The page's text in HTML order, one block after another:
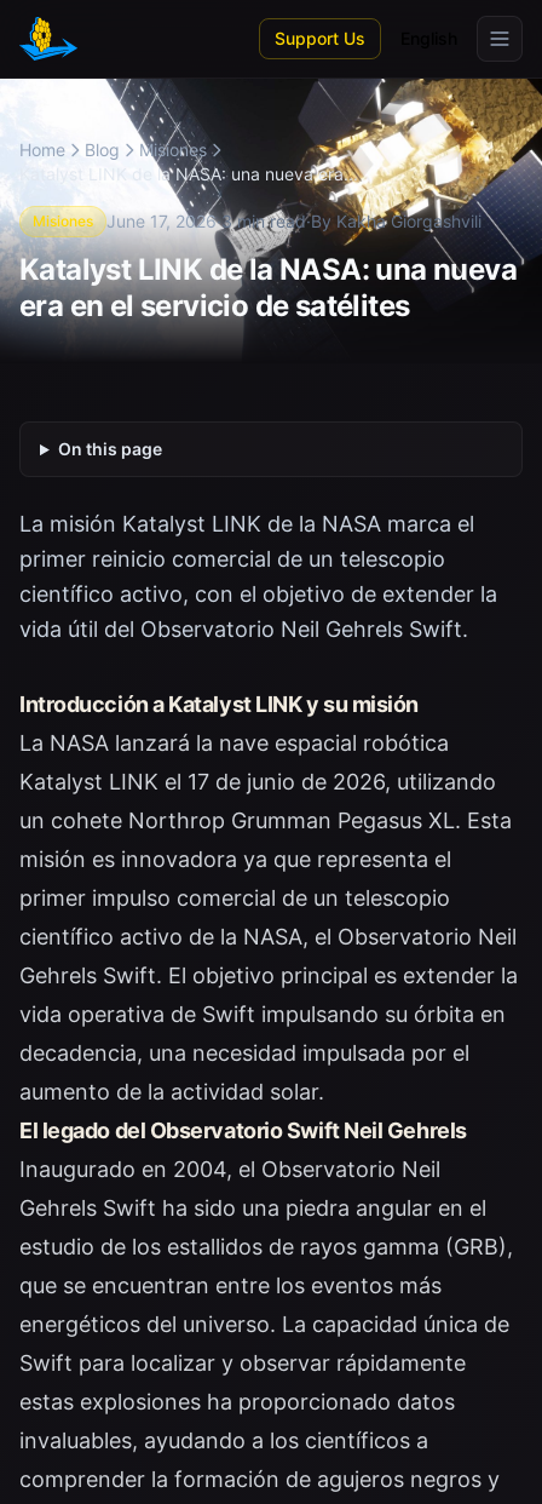
Skip to main content
Support Us
Home Blog
Misiones
Katalyst LINK de la NASA: una nueva era...
Misiones June 17, 2026·3 min read·By Kakha Giorgashvili
Katalyst LINK de la NASA: una nueva
era en el servicio de satélites
On this page
La misión Katalyst LINK de la NASA marca el
primer reinicio comercial de un telescopio
científico activo, con el objetivo de extender la
vida útil del Observatorio Neil Gehrels Swift.
Introducción a Katalyst LINK y su misión
La NASA lanzará la nave espacial robótica
Katalyst LINK el 17 de junio de 2026, utilizando
un cohete Northrop Grumman Pegasus XL. Esta
misión es innovadora ya que representa el
primer impulso comercial de un telescopio
científico activo de la NASA, el Observatorio Neil
Gehrels Swift. El objetivo principal es extender la
vida operativa de Swift impulsando su órbita en
decadencia, una necesidad impulsada por el
aumento de la actividad solar.
El legado del Observatorio Swift Neil Gehrels
Inaugurado en 2004, el Observatorio Neil
Gehrels Swift ha sido una piedra angular en el
estudio de los estallidos de rayos gamma (GRB),
que se encuentran entre los eventos más
energéticos del universo. La capacidad única de
Swift para localizar y observar rápidamente
estas explosiones ha proporcionado datos
invaluables, ayudando a los científicos a
comprender la formación de agujeros negros y